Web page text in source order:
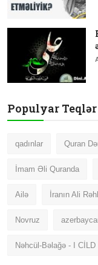
Populyar Teqlər
qadınlar Quran
İmam Əli Quranda
Ailə İranın Ali
Novruz
Nəhcül-Bəlağə - I CİLD